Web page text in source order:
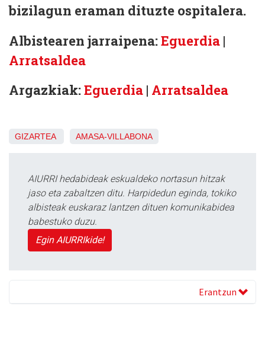
bizilagun eraman dituzte ospitalera.
Albistearen jarraipena:Eguerdia |
Arratsaldea
Argazkiak:Eguerdia | Arratsaldea
GIZARTEA AMASA-VILLABONA
AIURRI hedabideak eskualdeko nortasun hitzak
jaso eta zabaltzen ditu. Harpidedun eginda, tokiko
albisteak euskaraz lantzen dituen komunikabidea
babestuko duzu.
Egin AIURRIkide!
Erantzun